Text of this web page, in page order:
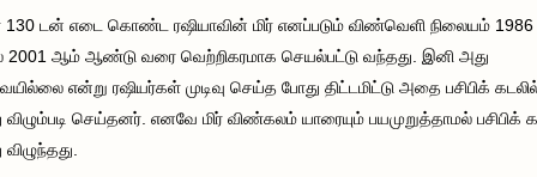
130 டன் எடை கொண்ட ரஷியாவின் மிர் எனப்படும் விண்வெளி நிலையம் 1986
2001 ஆம் ஆண்டு வரை வெற்றிகரமாக செயல்பட்டு வந்தது. இனி அது
என்று ரஷியர்கள் முடிவு செய்த போது திட்டமிட்டு அதை பசிபிக்
விழும்படி செய்தனர். எனவே மிர் விண்கலம் யாரையும் பயமுறுத்தாமல் பசிபிக்